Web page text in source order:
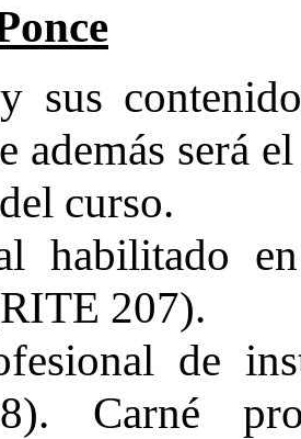
sus
además será
curso.
habilitado
207).
de
Carné